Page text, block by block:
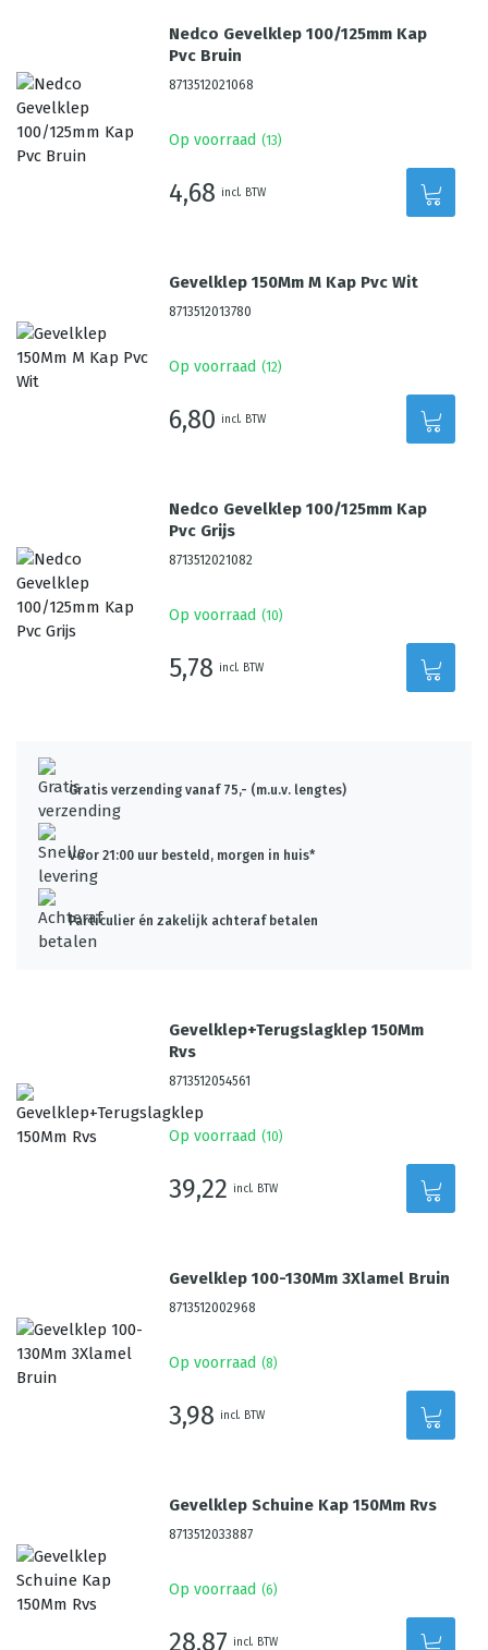
Nedco Gevelklep 100/125mm Kap
Pvc Bruin
8713512021068
Op voorraad (13)
4,68 incl. BTW
Gevelklep 150Mm M Kap Pvc Wit
8713512013780
Op voorraad (12)
6,80 incl. BTW
Nedco Gevelklep 100/125mm Kap
Pvc Grijs
8713512021082
Op voorraad (10)
5,78 incl. BTW
Gratis verzending vanaf 75,- (m.u.v. lengtes)
Voor 21:00 uur besteld, morgen in huis*
Particulier én zakelijk achteraf betalen
Gevelklep+Terugslagklep 150Mm
Rvs
8713512054561
Op voorraad (10)
39,22 incl. BTW
Gevelklep 100-130Mm 3Xlamel Bruin
8713512002968
Op voorraad (8)
3,98 incl. BTW
Gevelklep Schuine Kap 150Mm Rvs
8713512033887
Op voorraad (6)
28,87 incl. BTW